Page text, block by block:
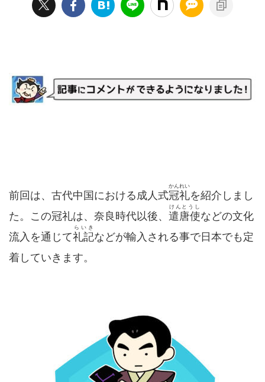
前回は、古代中国における成人式冠礼
かんれい
を紹介しまし
た。この冠礼は、奈良時代以後、 遣唐使
けんとうし
などの文化
流入を通じて礼記
らいき
などが輸入される事で日本でも定
着していきます。